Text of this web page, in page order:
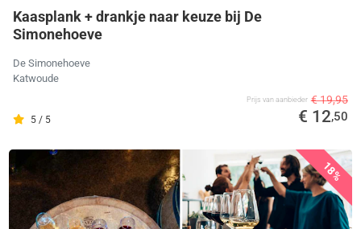
Kaasplank + drankje naar keuze bij De
Simonehoeve
De Simonehoeve
Katwoude
5 / 5
Prijs van aanbieder € 19,95
€ 12,50
18%